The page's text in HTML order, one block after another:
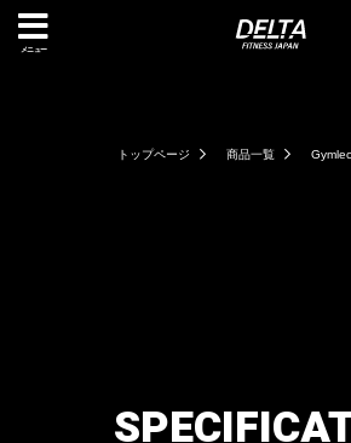
メニュー
トップページ 商品一覧